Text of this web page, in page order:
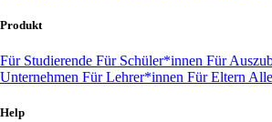
Produkt
Für Studierende Für Schüler*innen Für
Unternehmen Für Lehrer*innen Für Eltern
Help